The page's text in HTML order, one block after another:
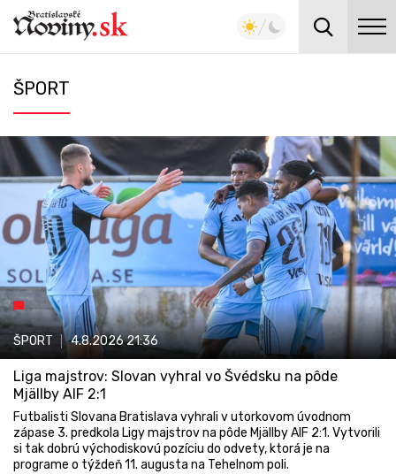
ŠPORT
ŠPORT 4.8.202621:36
Liga majstrov: Slovan vyhral vo Švédsku na pôde
Mjällby AIF 2:1
Futbalisti Slovana Bratislava vyhrali v utorkovom úvodnom
zápase 3. predkola Ligy majstrov na pôde Mjällby AIF 2:1. Vytvorili
si tak dobrú východiskovú pozíciu do odvety, ktorá je na
programe o týždeň 11. augusta na Tehelnom poli.